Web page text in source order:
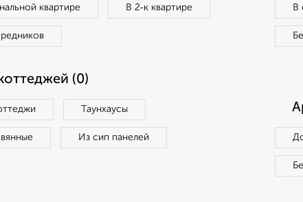
квартире В 2‑к квартире В
(0)
Таунхаусы
Из сип панелей